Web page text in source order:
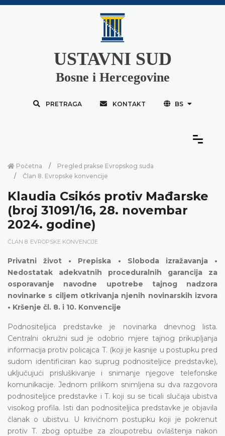
USTAVNI SUD
Bosne i Hercegovine
PRETRAGA KONTAKT BS
Početna
Pregled prakse Evropskog suda
Član 8. Evropske konvencije
Klaudia Csikós protiv Mađarske
(broj 31091/16, 28. novembar
2024. godine)
ČLAN 8. EVROPSKE KONVENCIJE
Privatni život • Prepiska • Sloboda izražavanja •
Nedostatak adekvatnih proceduralnih garancija za
osporavanje navodne upotrebe tajnog nadzora
novinarke s ciljem otkrivanja njenih novinarskih izvora
• Kršenje čl. 8. i 10. Konvencije
Podnositeljica predstavke je novinarka dnevnog lista.
Centralni okružni sud je odobrio mjere tajnog prikupljanja
informacija protiv policajca T. (koji je kasnije u postupku pred
sudom identificiran kao suprug podnositeljice predstavke),
uključujući prisluškivanje i snimanje njegove telefonske
komunikacije. Jednom prilikom snimljena su dva razgovora
podnositeljice predstavke i T. koji su se ticali slučaja ubistva
visokog profila. Isti dan podnositeljica predstavke je objavila
članak o ubistvu. U krivičnom postupku koji je pokrenut
protiv T. zbog optužbe za zloupotrebu ovlaštenja nakon